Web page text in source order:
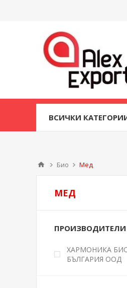
ВСИЧКИ
Био Мед
МЕД
ПРОИЗВОДИТЕЛИ
ХАРМОНИКА
БЪЛГАРИЯ ООД